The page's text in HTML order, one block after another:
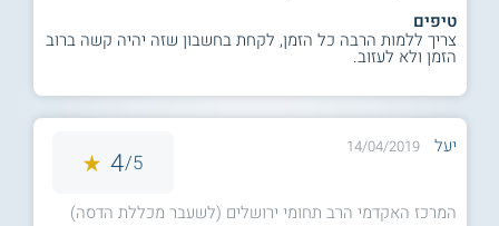
טיפים
צריך ללמות הרבה כל הזמן, לקחת בחשבון שזה יהיה קשה ברוב
הזמן ולא לעזוב.
יעל 14/04/2019
5/
4
המרכז האקדמי הרב תחומי ירושלים (לשעבר מכללת הדסה)